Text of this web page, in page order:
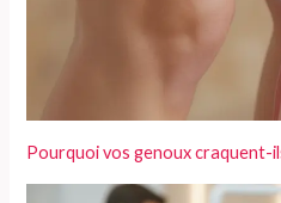
Pourquoi vos genoux craquent-